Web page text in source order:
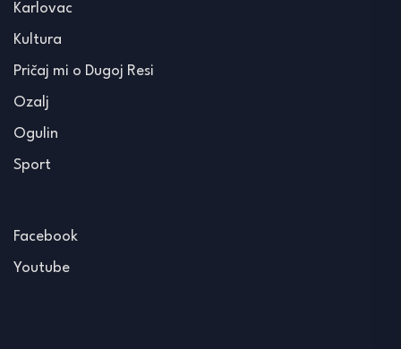
Karlovac
Kultura
Pričaj mi o Dugoj Resi
Ozalj
Ogulin
Sport
Facebook
Youtube